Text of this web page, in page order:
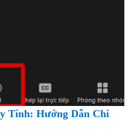
Tính: Hướng Dẫn Chi